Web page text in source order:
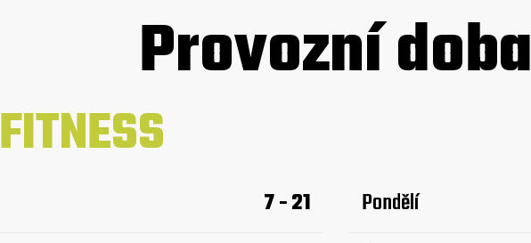
Provozní doba
FITNESS
7 - 21
Pondělí